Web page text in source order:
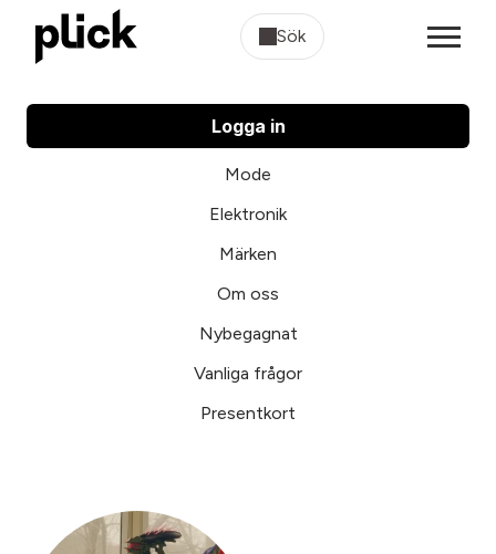
Sök
Logga in
Mode
Elektronik
Märken
Om oss
Nybegagnat
Vanliga frågor
Presentkort